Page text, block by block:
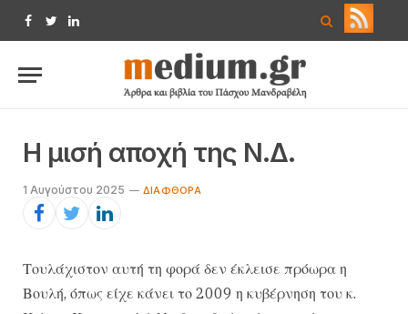
Facebook
TwitterLinkedIn
Η μισή αποχή της Ν.Δ.
1 Αυγούστου 2025 ΔΙΑΦΘΟΡΆ
Τουλάχιστον αυτή τη φορά δεν έκλεισε πρόωρα η
Βουλή, όπως είχε κάνει το 2009 η κυβέρνηση του κ.